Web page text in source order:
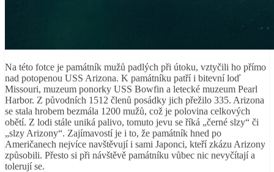
Na této fotce je památník mužů padlých při útoku, vztyčili ho přímo
nad potopenou USS Arizona. K památníku patří i bitevní loď
Missouri, muzeum ponorky USS Bowfin a letecké muzeum Pearl
Harbor. Z původních 1512 členů posádky jich přežilo 335. Arizona
se stala hrobem bezmála 1200 mužů, což je polovina celkových
obětí. Z lodi stále uniká palivo, tomuto jevu se říká „černé slzy“ či
„slzy Arizony“. Zajímavostí je i to, že památník hned po
Američanech nejvíce navštěvují i sami Japonci, kteří zkázu Arizony
způsobili. Přesto si při návštěvě památníku vůbec nic nevyčítají a
tolerují se.